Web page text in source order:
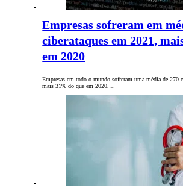
Empresas sofreram em
ciberataques em 2021,
em 2020
Empresas em todo o mundo sofreram uma média de 270
mais 31% do que em 2020,…